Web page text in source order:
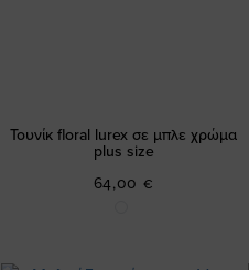
Τουνίκ floral lurex σε μπλε χρώμα
plus size
64,00 €